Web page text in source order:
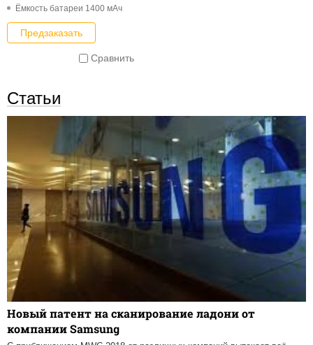
Ёмкость батареи 1400 мАч
Предзаказать
Сравнить
Статьи
Новый патент на сканирование ладони от
компании Samsung